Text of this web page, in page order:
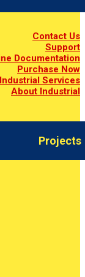
Contact Us
Support
Documentation
Purchase Now
Industrial Services
About Industrial
Projects